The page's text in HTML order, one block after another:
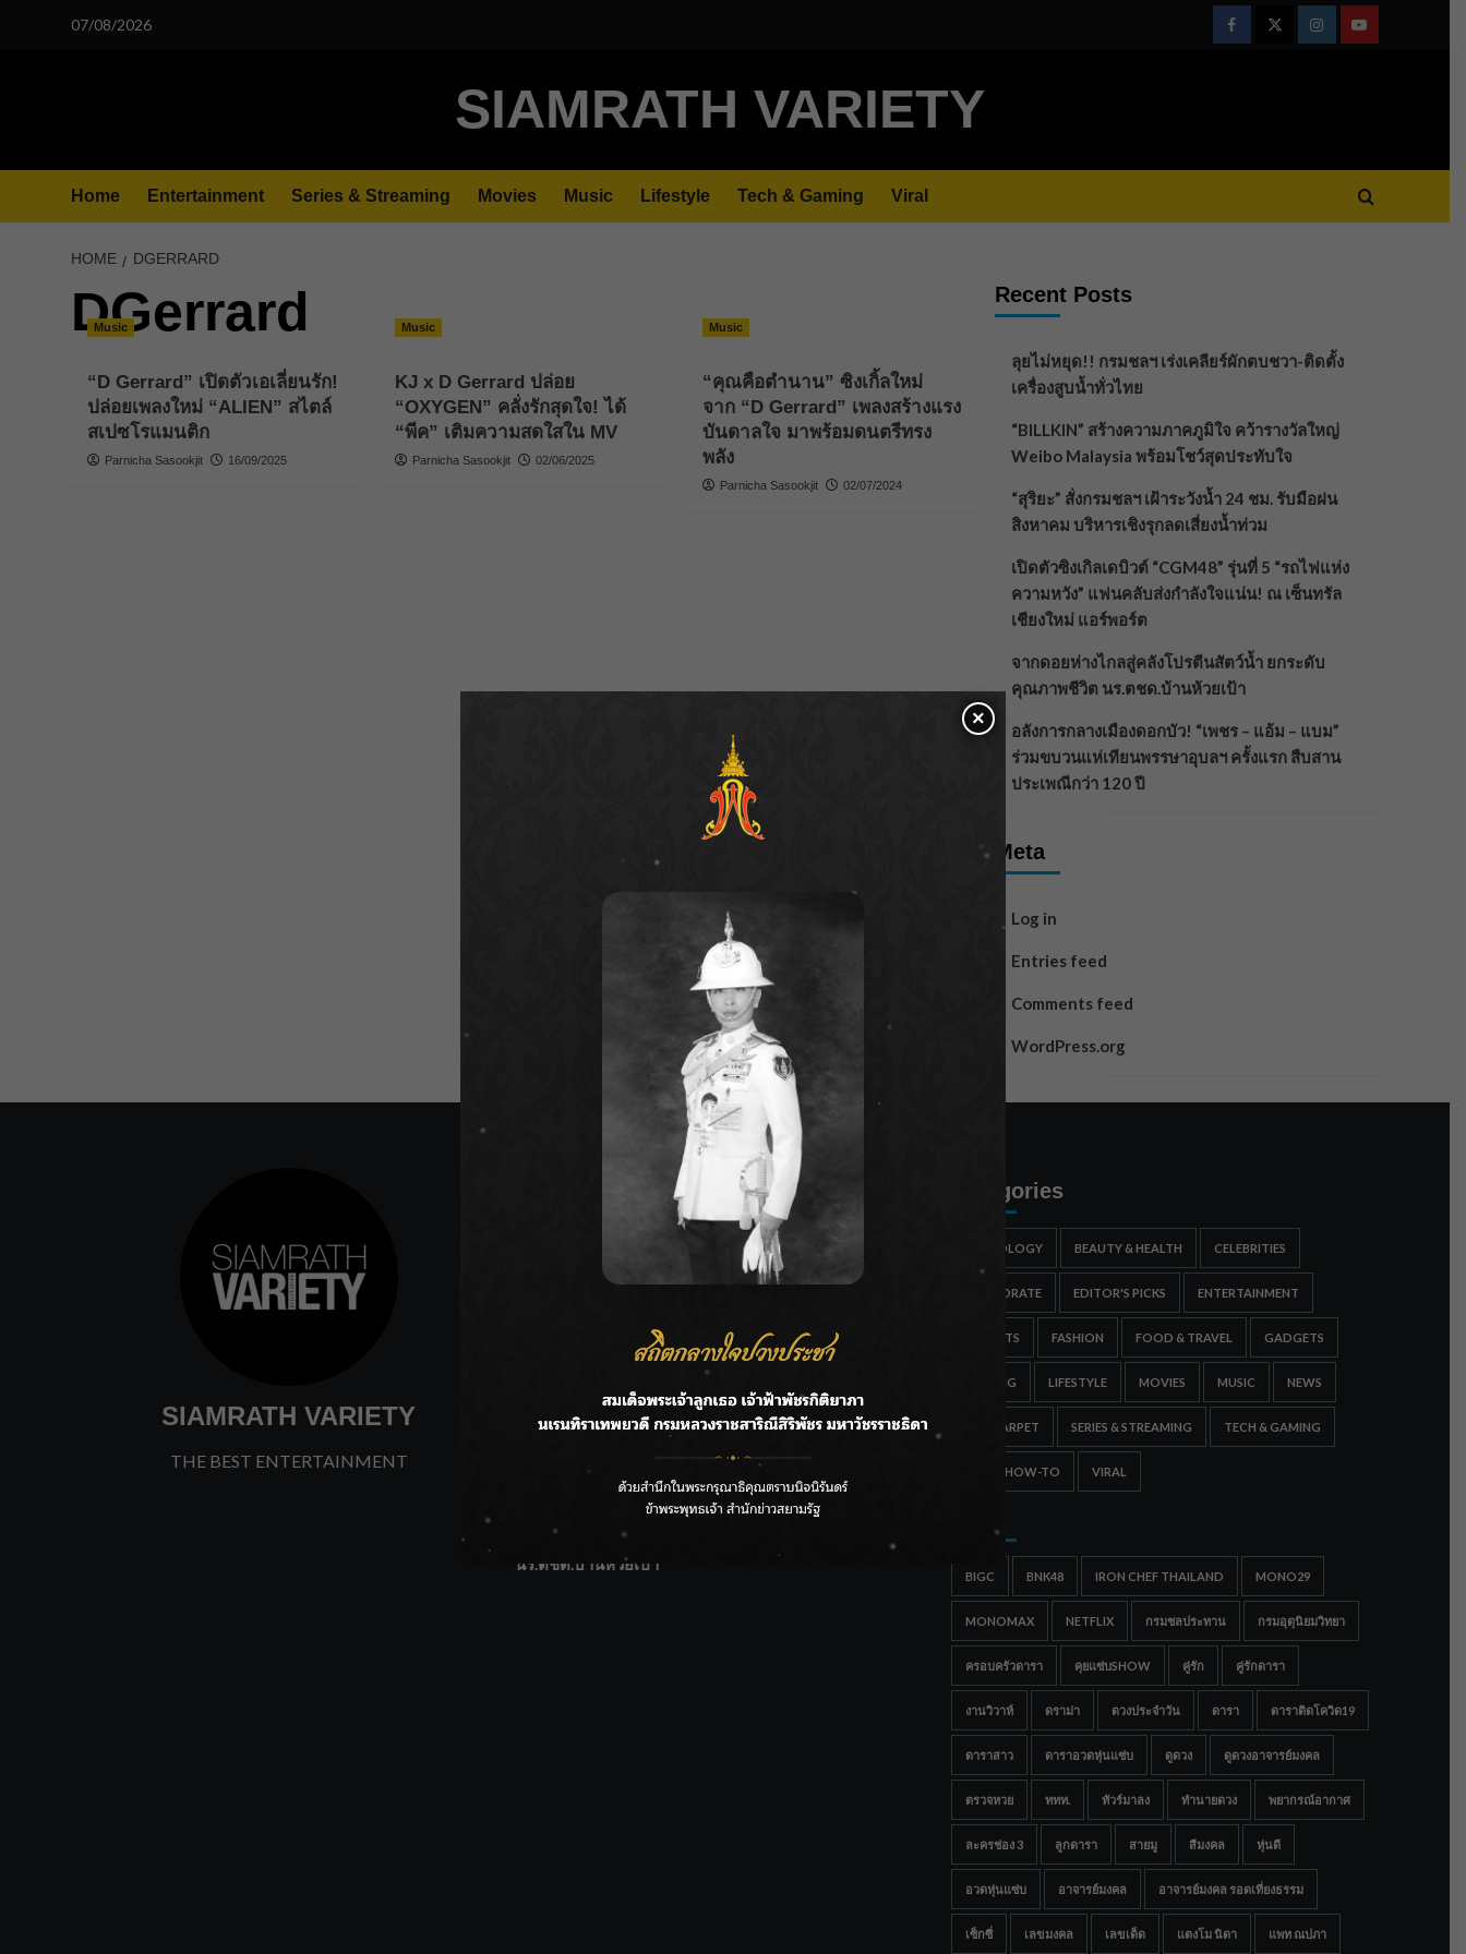
07/08/2026
FacebookTwitterInstagramYoutube
SIAMRATH VARIETY
Home Entertainment Series & Streaming Movies Music Lifestyle Tech & Gaming Viral
HOME DGERRARD
DGerrard
Music
“D Gerrard” เปิดตัวเอเลี่ยนรัก!
ปล่อยเพลงใหม่ “ALIEN” สไตล์
สเปซโรแมนติก
Parnicha Sasookjit 16/09/2025
Music
KJ x D Gerrard ปล่อย
“OXYGEN” คลั่งรักสุดใจ! ได้
“พีค” เติมความสดใสใน MV
Parnicha Sasookjit 02/06/2025
Music
“คุณคือตำนาน” ซิงเกิ้ลใหม่
จาก “D Gerrard” เพลงสร้างแรง
บันดาลใจ มาพร้อมดนตรีทรง
พลัง
Parnicha Sasookjit 02/07/2024
Recent Posts
ลุยไม่หยุด!! กรมชลฯ เร่งเคลียร์ผักตบชวา-ติดตั้ง
เครื่องสูบน้ำทั่วไทย
“BILLKIN” สร้างความภาคภูมิใจ คว้ารางวัลใหญ่
Weibo Malaysia พร้อมโชว์สุดประทับใจ
“สุริยะ” สั่งกรมชลฯ เฝ้าระวังน้ำ 24 ชม. รับมือฝน
สิงหาคม บริหารเชิงรุกลดเสี่ยงน้ำท่วม
เปิดตัวซิงเกิลเดบิวต์ “CGM48” รุ่นที่ 5 “รถไฟแห่ง
ความหวัง” แฟนคลับส่งกำลังใจแน่น! ณ เซ็นทรัล
เชียงใหม่ แอร์พอร์ต
จากดอยห่างไกลสู่คลังโปรตีนสัตว์น้ำ ยกระดับ
คุณภาพชีวิต นร.ตชด.บ้านห้วยเป้า
อลังการกลางเมืองดอกบัว! “เพชร – แอ้ม – แบม”
ร่วมขบวนแห่เทียนพรรษาอุบลฯ ครั้งแรก สืบสาน
ประเพณีกว่า 120 ปี
Meta
Log in
Entries feed
Comments feed
WordPress.org
SIAMRATH VARIETY
THE BEST ENTERTAINMENT
ลุยไม่หยุด!! กรมชลฯ เร่งเคลียร์ผักตบชวา-ติดตั้งเครื่องสูบน้ำ
Malaysia พร้อมโชว์สุดประทับใจ
“สุริยะ” สั่งกรมชลฯ เฝ้าระวังน้ำ 24 ชม. รับมือฝนสิงหาคม
บริหารเชิงรุกลดเสี่ยงน้ำท่วม
เปิดตัวซิงเกิลเดบิวต์ “CGM48” รุ่นที่ 5 “รถไฟแห่งความหวัง”
แฟนคลับส่งกำลังใจแน่น! ณ เซ็นทรัลเชียงใหม่ แอร์พอร์ต
จากดอยห่างไกลสู่คลังโปรตีนสัตว์น้ำ ยกระดับคุณภาพชีวิต
นร.ตชด.บ้านห้วยเป้า
Categories
ASTROLOGY BEAUTY & HEALTH CELEBRITIES
CORPORATE EDITOR'S PICKS ENTERTAINMENT
ESPORTS FASHION FOOD & TRAVEL GADGETS
GAMING LIFESTYLE MOVIES MUSIC NEWS
RED CARPET SERIES & STREAMING TECH & GAMING
TIPS & HOW-TO VIRAL
BIGC BNK48 IRON CHEF THAILAND MONO29
MONOMAX NETFLIX กรมชลประทาน กรมอุตุนิยมวิทยา
ครอบครัวดารา คุยแซ่บSHOW คู่รัก คู่รักดารา
งานวิวาห์ ดราม่า ดวงประจำวัน ดารา ดาราติดโควิด19
ดาราสาว ดาราอวดหุ่นแซ่บ ดูดวง ดูดวงอาจารย์มงคล
ตรวจหวย ททท. ทัวร์มาลง ทำนายดวง พยากรณ์อากาศ
ละครช่อง 3 ลูกดารา สายมู สีมงคล หุ่นดี
อวดหุ่นแซ่บ อาจารย์มงคล อาจารย์มงคล รอดเที่ยงธรรม
เซ็กซี่ เลขมงคล เลขเด็ด แตงโม นิดา แพท ณปภา
×